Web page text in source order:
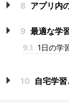
8 アプリ内
9 最適な学
9.1 1日の学
10 自宅学